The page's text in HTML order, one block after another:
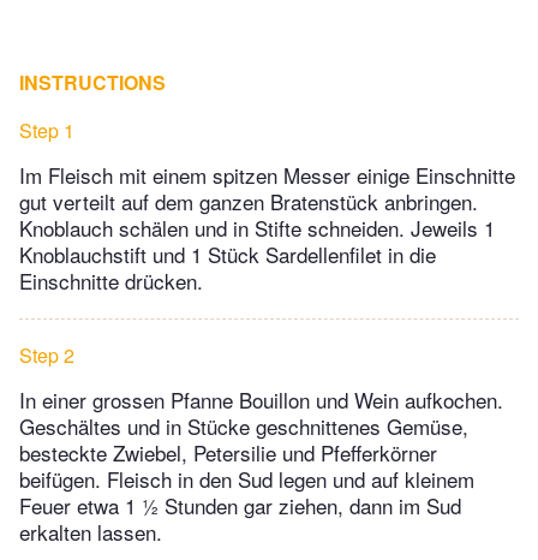
INSTRUCTIONS
Step 1
Im Fleisch mit einem spitzen Messer einige Einschnitte
gut verteilt auf dem ganzen Bratenstück anbringen.
Knoblauch schälen und in Stifte schneiden. Jeweils 1
Knoblauchstift und 1 Stück Sardellenfilet in die
Einschnitte drücken.
Step 2
In einer grossen Pfanne Bouillon und Wein aufkochen.
Geschältes und in Stücke geschnittenes Gemüse,
besteckte Zwiebel, Petersilie und Pfefferkörner
beifügen. Fleisch in den Sud legen und auf kleinem
Feuer etwa 1 ½ Stunden gar ziehen, dann im Sud
erkalten lassen.